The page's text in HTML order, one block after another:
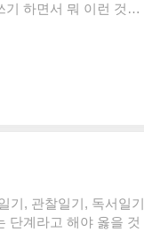
하면서 뭐 이런 것까
배울 필요가 있다. 1.
을까. 출근. 역시 붐
." 어느 평범한 회사
기, 관찰일기, 독서일기
단계라고 해야 옳을 것